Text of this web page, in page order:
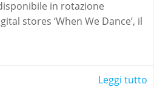
in rotazione
stores ‘When We Dance’, il
Leggi tutto